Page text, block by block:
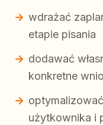
wdrażać
etapie pisania
dodawać
konkretne
użytkownika i